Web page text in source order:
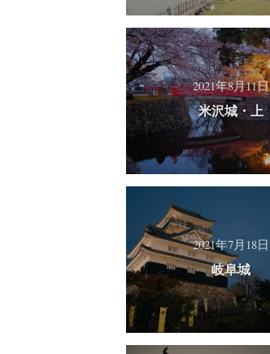
2021年8月11日
米沢城・上
2021年7月18日
岐阜城